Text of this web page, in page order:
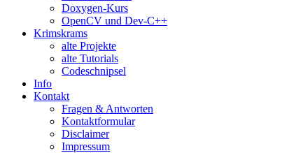
Doxygen-Kurs
OpenCV und Dev-C++
Krimskrams
alte Projekte
alte Tutorials
Codeschnipsel
Info
Kontakt
Fragen & Antworten
Kontaktformular
Disclaimer
Impressum